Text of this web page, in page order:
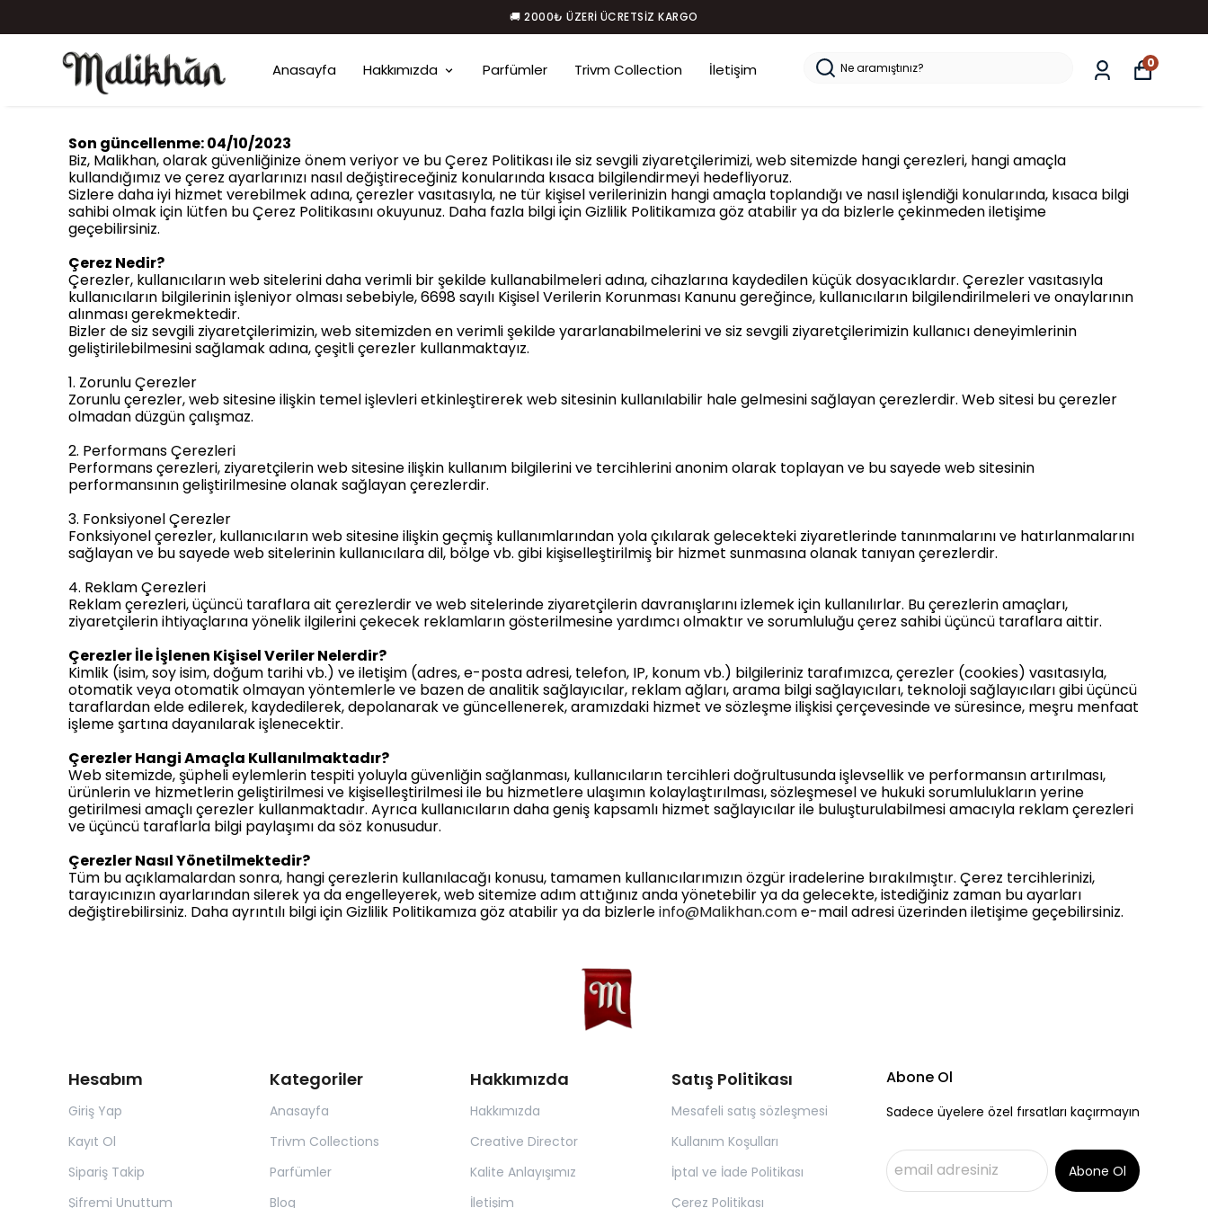
🚚 2000₺ ÜZERI ÜCRETSIZ KARGO
Anasayfa Hakkımızda Parfümler Trivm Collection İletişim 0
Son güncellenme: 04/10/2023
Biz, Malikhan, olarak güvenliğinize önem veriyor ve bu Çerez Politikası ile siz sevgili ziyaretçilerimizi, web sitemizde hangi çerezleri, hangi amaçla
kullandığımız ve çerez ayarlarınızı nasıl değiştireceğiniz konularında kısaca bilgilendirmeyi hedefliyoruz.
Sizlere daha iyi hizmet verebilmek adına, çerezler vasıtasıyla, ne tür kişisel verilerinizin hangi amaçla toplandığı ve nasıl işlendiği konularında, kısaca bilgi
sahibi olmak için lütfen bu Çerez Politikasını okuyunuz. Daha fazla bilgi için Gizlilik Politikamıza göz atabilir ya da bizlerle çekinmeden iletişime
geçebilirsiniz.
Çerez Nedir?
Çerezler, kullanıcıların web sitelerini daha verimli bir şekilde kullanabilmeleri adına, cihazlarına kaydedilen küçük dosyacıklardır. Çerezler vasıtasıyla
kullanıcıların bilgilerinin işleniyor olması sebebiyle, 6698 sayılı Kişisel Verilerin Korunması Kanunu gereğince, kullanıcıların bilgilendirilmeleri ve onaylarının
alınması gerekmektedir.
Bizler de siz sevgili ziyaretçilerimizin, web sitemizden en verimli şekilde yararlanabilmelerini ve siz sevgili ziyaretçilerimizin kullanıcı deneyimlerinin
geliştirilebilmesini sağlamak adına, çeşitli çerezler kullanmaktayız.
1. Zorunlu Çerezler
Zorunlu çerezler, web sitesine ilişkin temel işlevleri etkinleştirerek web sitesinin kullanılabilir hale gelmesini sağlayan çerezlerdir. Web sitesi bu çerezler
olmadan düzgün çalışmaz.
2. Performans Çerezleri
Performans çerezleri, ziyaretçilerin web sitesine ilişkin kullanım bilgilerini ve tercihlerini anonim olarak toplayan ve bu sayede web sitesinin
performansının geliştirilmesine olanak sağlayan çerezlerdir.
3. Fonksiyonel Çerezler
Fonksiyonel çerezler, kullanıcıların web sitesine ilişkin geçmiş kullanımlarından yola çıkılarak gelecekteki ziyaretlerinde tanınmalarını ve hatırlanmalarını
sağlayan ve bu sayede web sitelerinin kullanıcılara dil, bölge vb. gibi kişiselleştirilmiş bir hizmet sunmasına olanak tanıyan çerezlerdir.
4. Reklam Çerezleri
Reklam çerezleri, üçüncü taraflara ait çerezlerdir ve web sitelerinde ziyaretçilerin davranışlarını izlemek için kullanılırlar. Bu çerezlerin amaçları,
ziyaretçilerin ihtiyaçlarına yönelik ilgilerini çekecek reklamların gösterilmesine yardımcı olmaktır ve sorumluluğu çerez sahibi üçüncü taraflara aittir.
Çerezler İle İşlenen Kişisel Veriler Nelerdir?
Kimlik (isim, soy isim, doğum tarihi vb.) ve iletişim (adres, e-posta adresi, telefon, IP, konum vb.) bilgileriniz tarafımızca, çerezler (cookies) vasıtasıyla,
otomatik veya otomatik olmayan yöntemlerle ve bazen de analitik sağlayıcılar, reklam ağları, arama bilgi sağlayıcıları, teknoloji sağlayıcıları gibi üçüncü
taraflardan elde edilerek, kaydedilerek, depolanarak ve güncellenerek, aramızdaki hizmet ve sözleşme ilişkisi çerçevesinde ve süresince, meşru menfaat
işleme şartına dayanılarak işlenecektir.
Çerezler Hangi Amaçla Kullanılmaktadır?
Web sitemizde, şüpheli eylemlerin tespiti yoluyla güvenliğin sağlanması, kullanıcıların tercihleri doğrultusunda işlevsellik ve performansın artırılması,
ürünlerin ve hizmetlerin geliştirilmesi ve kişiselleştirilmesi ile bu hizmetlere ulaşımın kolaylaştırılması, sözleşmesel ve hukuki sorumlulukların yerine
getirilmesi amaçlı çerezler kullanmaktadır. Ayrıca kullanıcıların daha geniş kapsamlı hizmet sağlayıcılar ile buluşturulabilmesi amacıyla reklam çerezleri
ve üçüncü taraflarla bilgi paylaşımı da söz konusudur.
Çerezler Nasıl Yönetilmektedir?
Tüm bu açıklamalardan sonra, hangi çerezlerin kullanılacağı konusu, tamamen kullanıcılarımızın özgür iradelerine bırakılmıştır. Çerez tercihlerinizi,
tarayıcınızın ayarlarından silerek ya da engelleyerek, web sitemize adım attığınız anda yönetebilir ya da gelecekte, istediğiniz zaman bu ayarları
değiştirebilirsiniz. Daha ayrıntılı bilgi için Gizlilik Politikamıza göz atabilir ya da bizlerleinfo@Malikhan.come-mail adresi üzerinden iletişime geçebilirsiniz.
Hesabım
Giriş Yap
Kayıt Ol
Sipariş Takip
Şifremi Unuttum
Kategoriler
Anasayfa
Trivm Collections
Parfümler
Blog
Hakkımızda
Hakkımızda
Creative Director
Kalite Anlayışımız
İletişim
Satış Politikası
Mesafeli satış sözleşmesi
Kullanım Koşulları
İptal ve İade Politikası
Çerez Politikası
Abone Ol
Sadece üyelere özel fırsatları kaçırmayın
Abone Ol